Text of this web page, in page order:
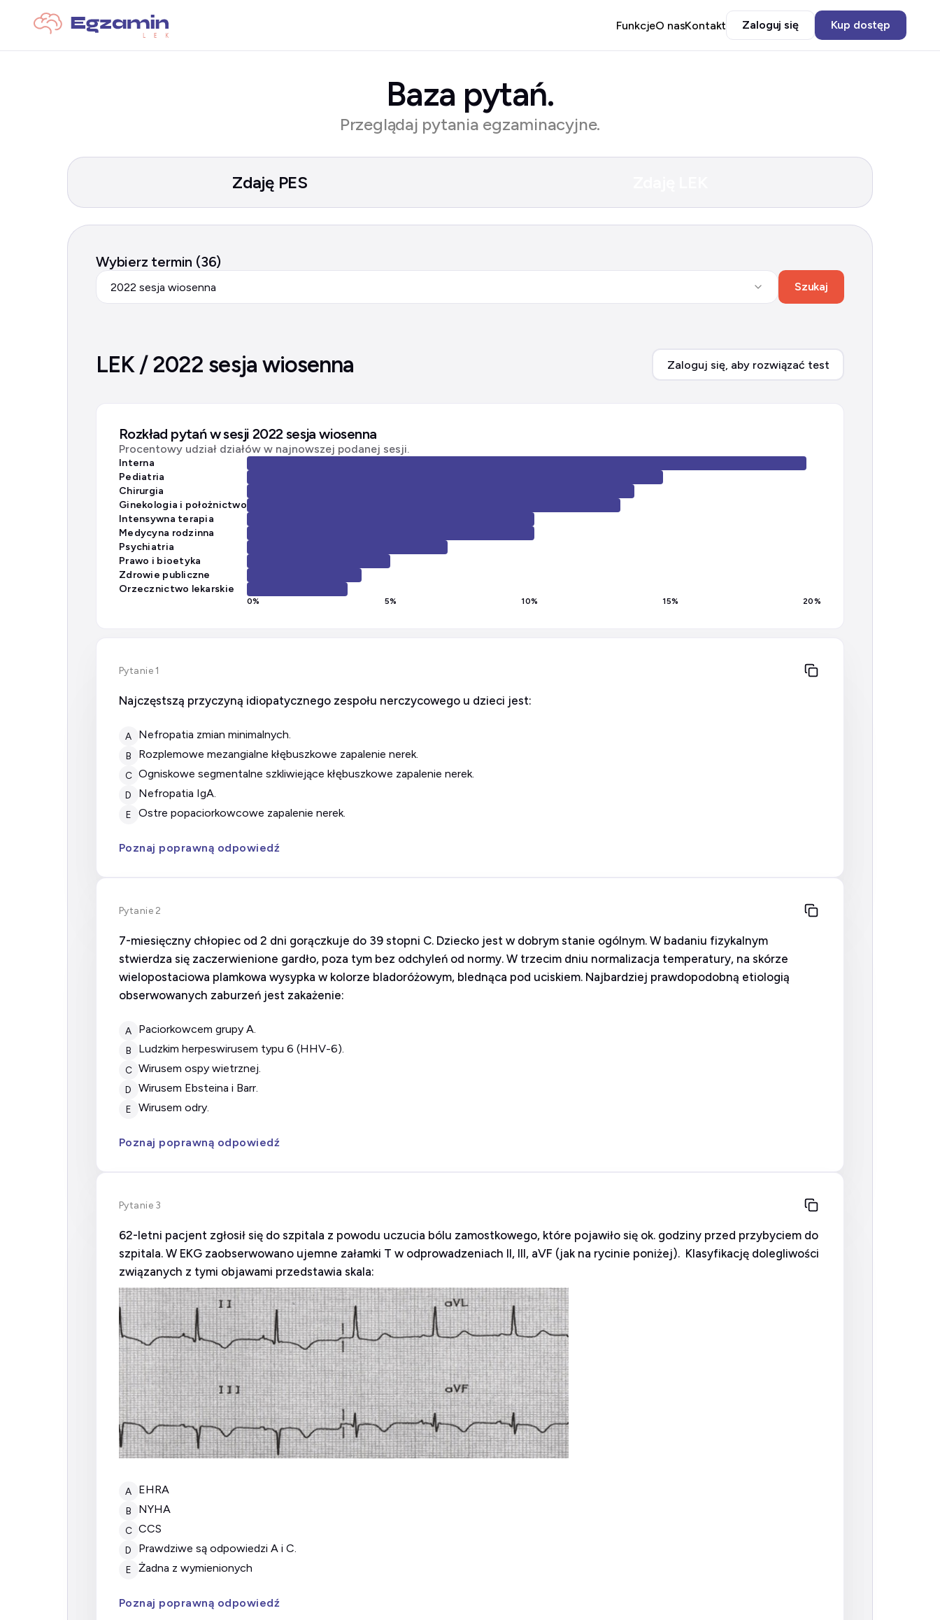
FunkcjeO nasKontakt Zaloguj się Kup dostęp
Baza pytań.
Przeglądaj pytania egzaminacyjne.
Zdaję PES
Wybierz termin (36)
2022 sesja wiosenna Szukaj
LEK / 2022 sesja wiosenna Zaloguj się, aby rozwiązać test
Rozkład pytań w sesji 2022 sesja wiosenna
Procentowy udział działów w najnowszej podanej sesji.
Interna
Pediatria
Chirurgia
Ginekologia i położnictwo
Intensywna terapia
Medycyna rodzinna
Psychiatria
Prawo i bioetyka
Zdrowie publiczne
Orzecznictwo lekarskie
0% 5% 10% 15% 20%
Pytanie 1
Najczęstszą przyczyną idiopatycznego zespołu nerczycowego u dzieci jest:
A nefropatia zmian minimalnych.
B rozplemowe mezangialne kłębuszkowe zapalenie nerek.
C ogniskowe segmentalne szkliwiejące kłębuszkowe zapalenie nerek.
D nefropatia IgA.
E ostre popaciorkowcowe zapalenie nerek.
Poznaj poprawną odpowiedź
Pytanie 2
7-miesięczny chłopiec od 2 dni gorączkuje do 39 stopni C. Dziecko jest w dobrym stanie ogólnym. W badaniu fizykalnym
stwierdza się zaczerwienione gardło, poza tym bez odchyleń od normy. W trzecim dniu normalizacja temperatury, na skórze
wielopostaciowa plamkowa wysypka w kolorze bladoróżowym, blednąca pod uciskiem. Najbardziej prawdopodobną etiologią
obserwowanych zaburzeń jest zakażenie:
A paciorkowcem grupy A.
B ludzkim herpeswirusem typu 6 (HHV-6).
C wirusem ospy wietrznej.
D wirusem Ebsteina i Barr.
E wirusem odry.
Poznaj poprawną odpowiedź
Pytanie 3
62-letni pacjent zgłosił się do szpitala z powodu uczucia bólu zamostkowego, które pojawiło się ok. godziny przed przybyciem do
szpitala. W EKG zaobserwowano ujemne załamki T w odprowadzeniach II, III, aVF (jak na rycinie poniżej). Klasyfikację dolegliwości
związanych z tymi objawami przedstawia skala:
A EHRA
B NYHA
C CCS
D prawdziwe są odpowiedzi A i C.
E żadna z wymienionych
Poznaj poprawną odpowiedź